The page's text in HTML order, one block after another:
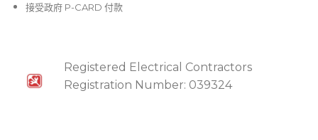
接受政府 P-CARD 付款
Registered Electrical Contractors
Registration Number: 039324